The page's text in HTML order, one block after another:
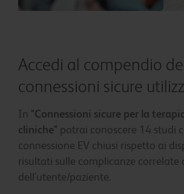
Accedi al compendio
connessioni sicure
In "Connessioni sicure per la
cliniche" potrai conoscere 14 studi
connessione EV chiusi rispetto ai
risultati sulle complicanze correlate
dell'utente/paziente.